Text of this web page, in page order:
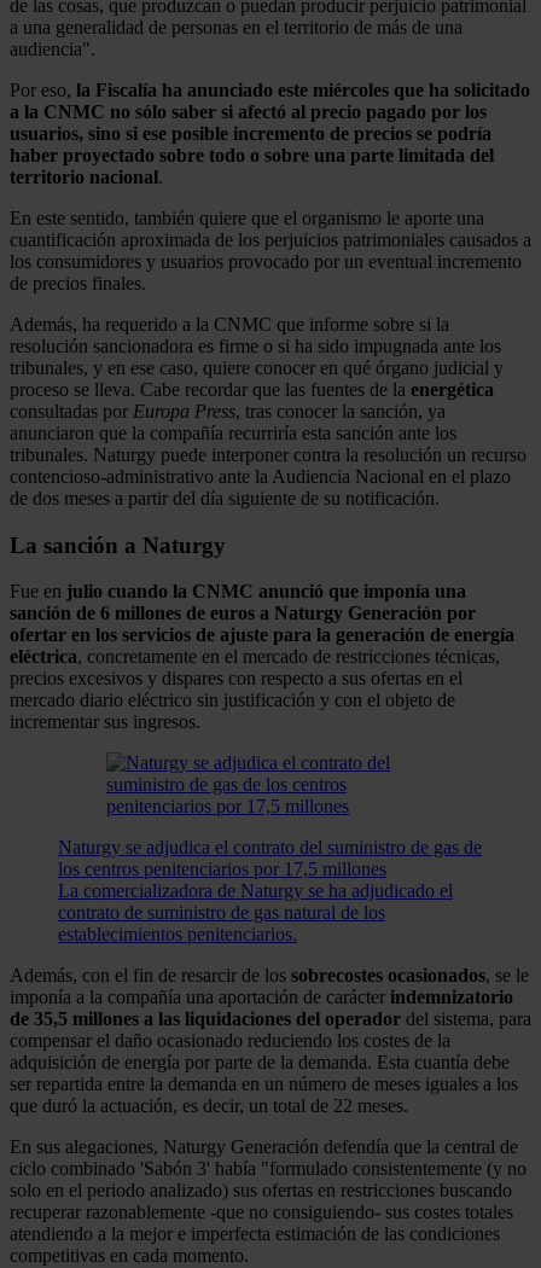
de las cosas, que produzcan o puedan producir perjuicio patrimonial
a una generalidad de personas en el territorio de más de una
audiencia".
Por eso, la Fiscalía ha anunciado este miércoles que ha solicitado
a la CNMC no sólo saber si afectó al precio pagado por los
usuarios, sino si ese posible incremento de precios se podría
haber proyectado sobre todo o sobre una parte limitada del
territorio nacional.
En este sentido, también quiere que el organismo le aporte una
cuantificación aproximada de los perjuicios patrimoniales causados a
los consumidores y usuarios provocado por un eventual incremento
de precios finales.
Además, ha requerido a la CNMC que informe sobre si la
resolución sancionadora es firme o si ha sido impugnada ante los
tribunales, y en ese caso, quiere conocer en qué órgano judicial y
proceso se lleva. Cabe recordar que las fuentes de la energética
consultadas por Europa Press, tras conocer la sanción, ya
anunciaron que la compañía recurriría esta sanción ante los
tribunales. Naturgy puede interponer contra la resolución un recurso
contencioso-administrativo ante la Audiencia Nacional en el plazo
de dos meses a partir del día siguiente de su notificación.
La sanción a Naturgy
Fue en julio cuando la CNMC anunció que imponía una
sanción de 6 millones de euros a Naturgy Generación por
ofertar en los servicios de ajuste para la generación de energía
eléctrica, concretamente en el mercado de restricciones técnicas,
precios excesivos y dispares con respecto a sus ofertas en el
mercado diario eléctrico sin justificación y con el objeto de
incrementar sus ingresos.
Naturgy se adjudica el contrato del suministro de gas de
los centros penitenciarios por 17,5 millones
La comercializadora de Naturgy se ha adjudicado el
contrato de suministro de gas natural de los
establecimientos penitenciarios.
Además, con el fin de resarcir de los sobrecostes ocasionados, se le
imponía a la compañía una aportación de carácter indemnizatorio
de 35,5 millones a las liquidaciones del operador del sistema, para
compensar el daño ocasionado reduciendo los costes de la
adquisición de energía por parte de la demanda. Esta cuantía debe
ser repartida entre la demanda en un número de meses iguales a los
que duró la actuación, es decir, un total de 22 meses.
En sus alegaciones, Naturgy Generación defendía que la central de
ciclo combinado 'Sabón 3' había "formulado consistentemente (y no
solo en el periodo analizado) sus ofertas en restricciones buscando
recuperar razonablemente -que no consiguiendo- sus costes totales
atendiendo a la mejor e imperfecta estimación de las condiciones
competitivas en cada momento.